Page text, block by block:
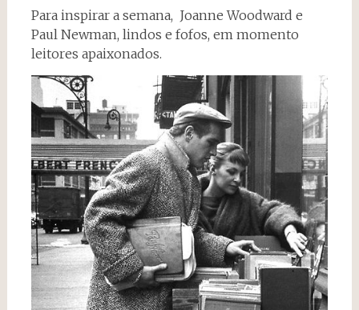
Para inspirar a semana, Joanne Woodward e
Paul Newman, lindos e fofos, em momento
leitores apaixonados.